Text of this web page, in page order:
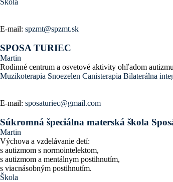
Škola
E-mail: spzmt@spzmt.sk
SPOSA TURIEC
Martin
Rodinné centrum a osvetové aktivity ohľadom autizmu
Muzikoterapia Snoezelen Canisterapia Bilaterálna
E-mail: sposaturiec@gmail.com
Súkromná špeciálna materská škola
Martin
Výchova a vzdelávanie detí:
s autizmom s normointelektom,
s autizmom a mentálnym postihnutím,
s viacnásobným postihnutím.
Škola